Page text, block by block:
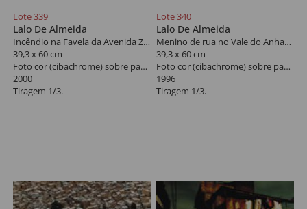
Lote 339
Lalo De Almeida
Incêndio na Favela da Avenida Zachi Narchi, São Paulo
39,3 x 60 cm
Foto cor (cibachrome) sobre papel
2000
Tiragem 1/3.
Lote 340
Lalo De Almeida
Menino de rua no Vale do Anhangabaú, São Paulo
39,3 x 60 cm
Foto cor (cibachrome) sobre papel
1996
Tiragem 1/3.